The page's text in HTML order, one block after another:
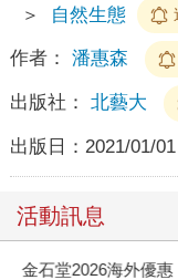
＞
自然生態
作者： 潘惠森
出版社： 北藝大
出版日： 2021/01/01
活動訊息
金石堂2026海外優惠